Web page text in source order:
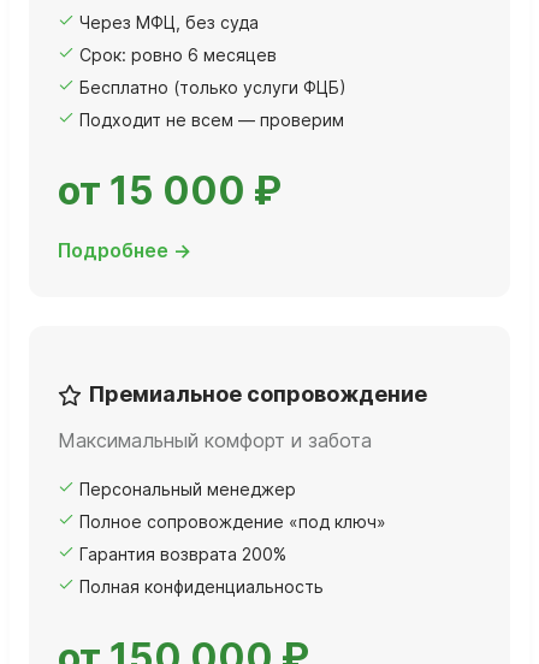
Через МФЦ, без суда
Срок: ровно 6 месяцев
Бесплатно (только услуги ФЦБ)
Подходит не всем — проверим
от 15 000 ₽
Подробнее →
Премиальное сопровождение
Максимальный комфорт и забота
Персональный менеджер
Полное сопровождение «под ключ»
Гарантия возврата 200%
Полная конфиденциальность